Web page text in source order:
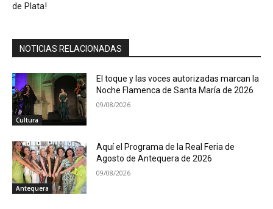
de Plata!
NOTICIAS RELACIONADAS
Cultura
El toque y las voces autorizadas marcan la
Noche Flamenca de Santa María de 2026
09/08/2026
Antequera
Aquí el Programa de la Real Feria de
Agosto de Antequera de 2026
09/08/2026